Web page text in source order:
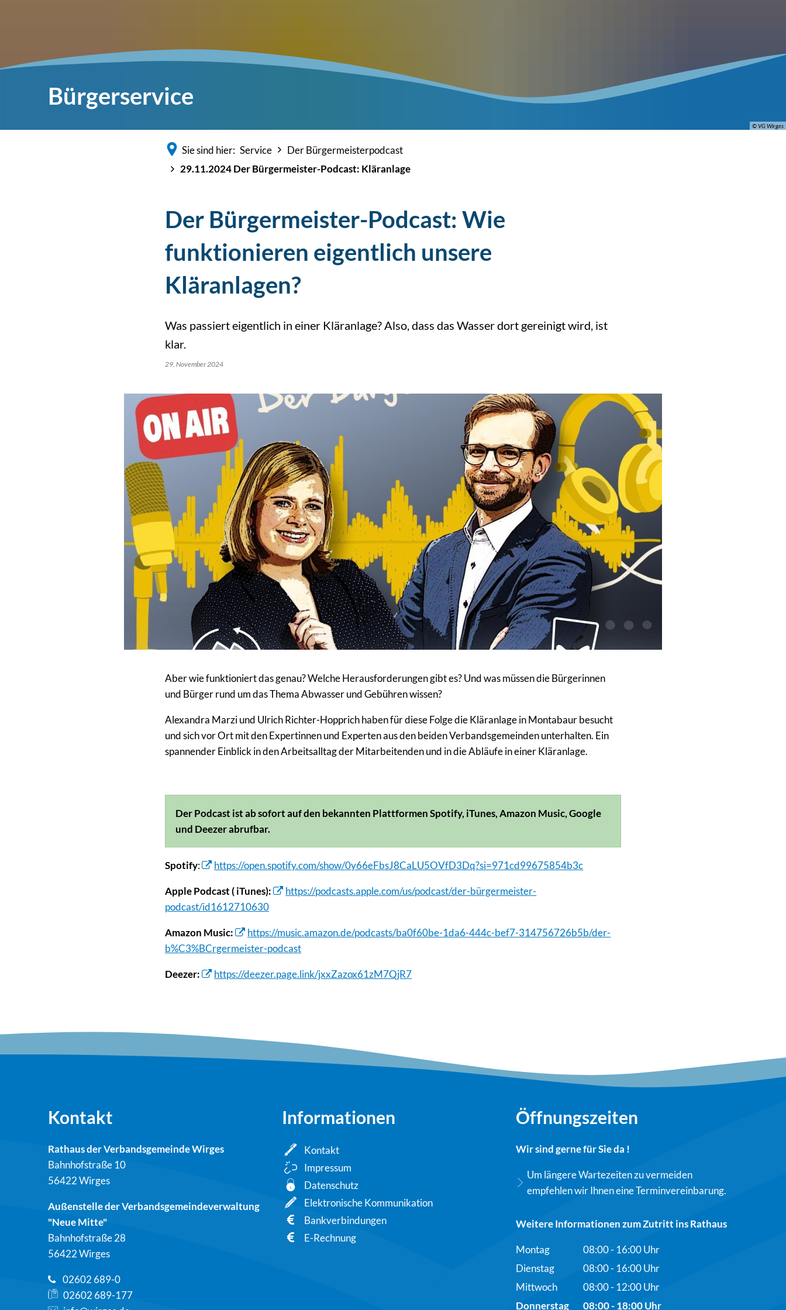
© VG Wirges
Bürgerservice
Sie sind hier: Service
Der Bürgermeisterpodcast
29.11.2024 Der Bürgermeister-Podcast: Kläranlage
Der Bürgermeister-Podcast: Wie
funktionieren eigentlich unsere
Kläranlagen?
Was passiert eigentlich in einer Kläranlage? Also, dass das Wasser dort gereinigt wird, ist
klar.
29. November 2024
Aber wie funktioniert das genau? Welche Herausforderungen gibt es? Und was müssen die Bürgerinnen
und Bürger rund um das Thema Abwasser und Gebühren wissen?
Alexandra Marzi und Ulrich Richter-Hopprich haben für diese Folge die Kläranlage in Montabaur besucht
und sich vor Ort mit den Expertinnen und Experten aus den beiden Verbandsgemeinden unterhalten. Ein
spannender Einblick in den Arbeitsalltag der Mitarbeitenden und in die Abläufe in einer Kläranlage.
Der Podcast ist ab sofort auf den bekannten Plattformen Spotify, iTunes, Amazon Music, Google
und Deezer abrufbar.
Spotify: https://open.spotify.com/show/0y66eFbsJ8CaLU5OVfD3Dq?si=971cd99675854b3c
Apple Podcast ( iTunes):
https://podcasts.apple.com/us/podcast/der-bürgermeister-
podcast/id1612710630
Amazon Music:
https://music.amazon.de/podcasts/ba0f60be-1da6-444c-bef7-314756726b5b/der-
b%C3%BCrgermeister-podcast
Deezer: https://deezer.page.link/jxxZazox61zM7QjR7
Kontakt
Rathaus der Verbandsgemeinde Wirges
Bahnhofstraße 10
56422 Wirges
Außenstelle der Verbandsgemeindeverwaltung
"Neue Mitte"
Bahnhofstraße 28
56422 Wirges
02602 689-0
02602 689-177
Informationen
Kontakt
Impressum
Datenschutz
Elektronische Kommunikation
Bankverbindungen
E-Rechnung
Öffnungszeiten
Wir sind gerne für Sie da !
Um längere Wartezeiten zu vermeiden
empfehlen wir Ihnen eine Terminvereinbarung.
Weitere Informationen zum Zutritt ins Rathaus
Montag 08:00- 16:00Uhr
Von 08:00 bis 16:00 Uhr
Dienstag 08:00- 16:00Uhr
Von 08:00 bis 16:00 Uhr
Mittwoch 08:00- 12:00Uhr
Von 08:00 bis 12:00 Uhr
Donnerstag 08:00-18:00Uhr